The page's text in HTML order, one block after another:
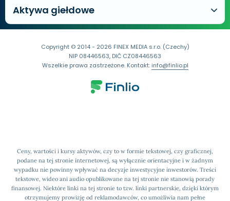
Aktywa giełdowe
Ceny, wartości i kursy aktywów, czy to w formie tekstowej, czy graficznej,
podane na tej stronie internetowej, są wyłącznie orientacyjne i w żadnym
wypadku nie powinny wpływać na decyzje inwestycyjne inwestorów. Treści
tekstowe, wideo ani audio opublikowane na tej stronie nie stanowią porady
finansowej. Niektóre linki na tej stronie to tzw. linki partnerskie, dzięki którym
otrzymujemy prowizję od reklamodawców, co umożliwia nam pełne
Copyright © 2014 - 2026 FINEX MEDIA s.r.o. (Czechy)
NIP 08446563, DIČ CZ08446563
Wszelkie prawa zastrzeżone. Kontakt:info@finlio.pl